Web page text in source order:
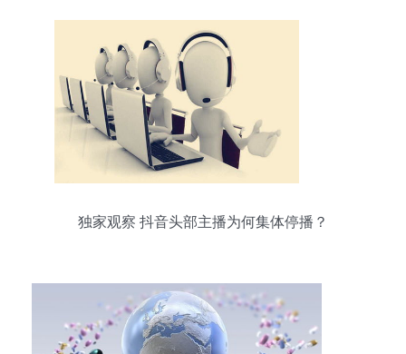
独家观察 抖音头部主播为何集体停播？